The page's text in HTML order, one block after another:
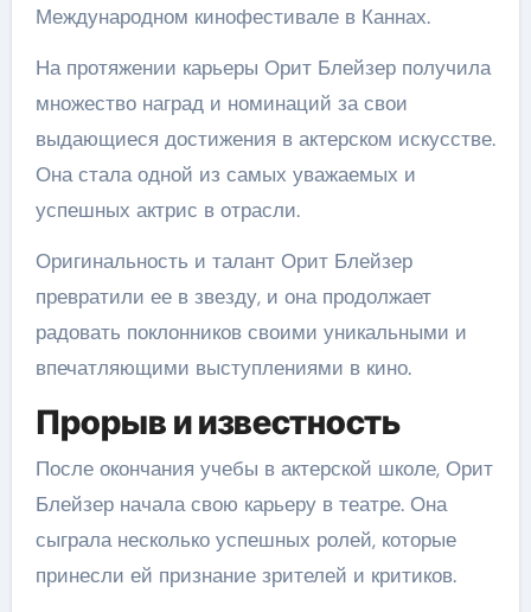
Международном кинофестивале в Каннах.
На протяжении карьеры Орит Блейзер получила
множество наград и номинаций за свои
выдающиеся достижения в актерском искусстве.
Она стала одной из самых уважаемых и
успешных актрис в отрасли.
Оригинальность и талант Орит Блейзер
превратили ее в звезду, и она продолжает
радовать поклонников своими уникальными и
впечатляющими выступлениями в кино.
Прорыв и известность
После окончания учебы в актерской школе, Орит
Блейзер начала свою карьеру в театре. Она
сыграла несколько успешных ролей, которые
принесли ей признание зрителей и критиков.